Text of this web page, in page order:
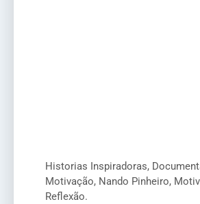
Historias Inspiradoras,
Motivação, Nando Pinheiro,
Reflexão.